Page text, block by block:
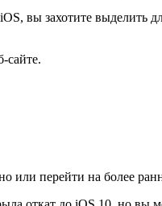
вы захотите выделить
сайте.
или перейти на более